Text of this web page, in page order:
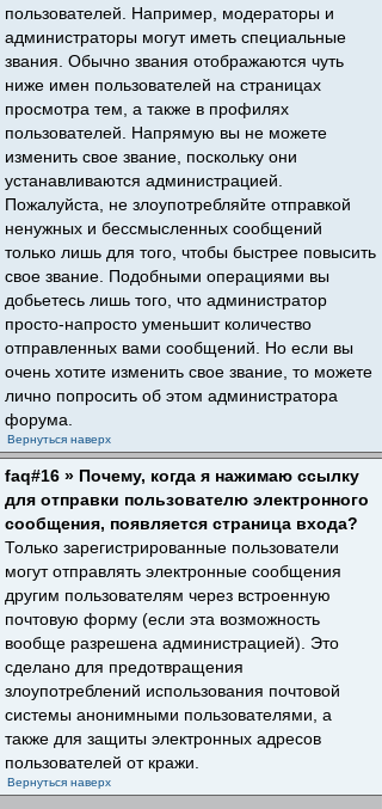
пользователей. Например, модераторы и
администраторы могут иметь специальные
звания. Обычно звания отображаются чуть
ниже имен пользователей на страницах
просмотра тем, а также в профилях
пользователей. Напрямую вы не можете
изменить свое звание, поскольку они
устанавливаются администрацией.
Пожалуйста, не злоупотребляйте отправкой
ненужных и бессмысленных сообщений
только лишь для того, чтобы быстрее повысить
свое звание. Подобными операциями вы
добьетесь лишь того, что администратор
просто-напросто уменьшит количество
отправленных вами сообщений. Но если вы
очень хотите изменить свое звание, то можете
лично попросить об этом администратора
форума.
Вернуться наверх
faq#16 » Почему, когда я нажимаю ссылку
для отправки пользователю электронного
сообщения, появляется страница входа?
Только зарегистрированные пользователи
могут отправлять электронные сообщения
другим пользователям через встроенную
почтовую форму (если эта возможность
вообще разрешена администрацией). Это
сделано для предотвращения
злоупотреблений использования почтовой
системы анонимными пользователями, а
также для защиты электронных адресов
пользователей от кражи.
Вернуться наверх